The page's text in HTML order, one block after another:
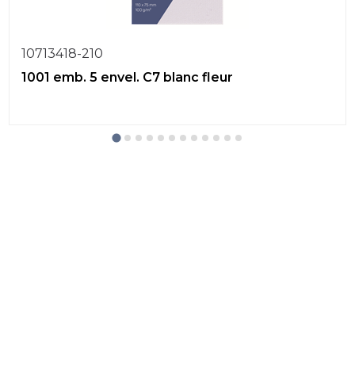
10713418-210
1001 emb. 5 envel. C7 blanc fleur